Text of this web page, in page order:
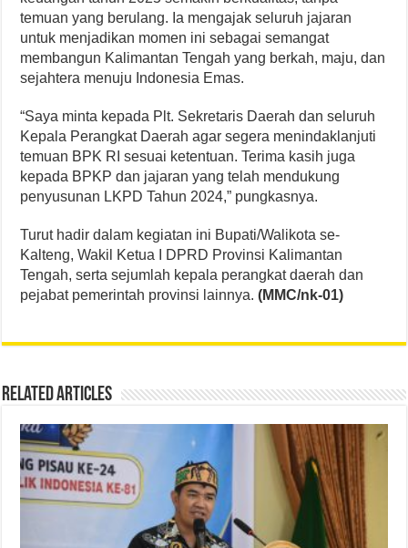
temuan yang berulang. Ia mengajak seluruh jajaran
untuk menjadikan momen ini sebagai semangat
membangun Kalimantan Tengah yang berkah, maju, dan
sejahtera menuju Indonesia Emas.
“Saya minta kepada Plt. Sekretaris Daerah dan seluruh
Kepala Perangkat Daerah agar segera menindaklanjuti
temuan BPK RI sesuai ketentuan. Terima kasih juga
kepada BPKP dan jajaran yang telah mendukung
penyusunan LKPD Tahun 2024,” pungkasnya.
Turut hadir dalam kegiatan ini Bupati/Walikota se-
Kalteng, Wakil Ketua I DPRD Provinsi Kalimantan
Tengah, serta sejumlah kepala perangkat daerah dan
pejabat pemerintah provinsi lainnya.(MMC/nk-01)
Related Articles